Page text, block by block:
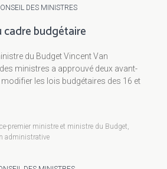
DES MINISTRES
budgétaire
du Budget Vincent Van
ministres a approuvé deux avant-
les lois budgétaires des 16 et
premier ministre et ministre du Budget,
administrative